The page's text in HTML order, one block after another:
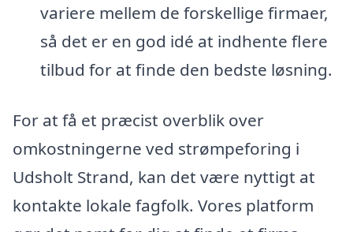
variere mellem de forskellige firmaer,
så det er en god idé at indhente flere
tilbud for at finde den bedste løsning.
For at få et præcist overblik over
omkostningerne ved strømpeforing i
Udsholt Strand, kan det være nyttigt at
kontakte lokale fagfolk. Vores platform